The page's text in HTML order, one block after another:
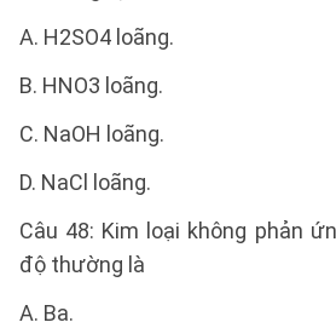
A. H2SO4 loãng.
B. HNO3 loãng.
C. NaOH loãng.
D. NaCl loãng.
Câu 48: Kim loại không phản
độ thường là
A. Ba.